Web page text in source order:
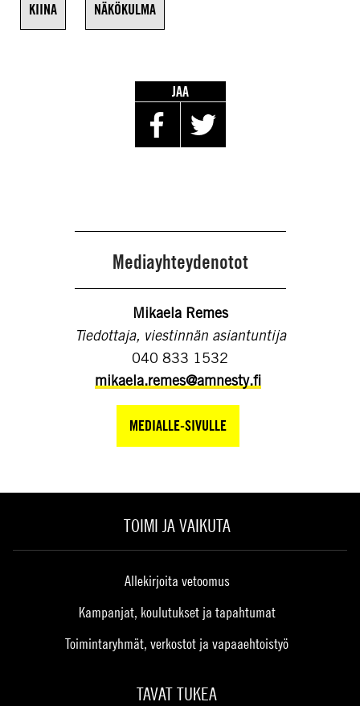
KIINA NÄKÖKULMA
JAA
Mediayhteydenotot
Mikaela Remes
Tiedottaja, viestinnän asiantuntija
040 833 1532
mikaela.remes@amnesty.fi
MEDIALLE-SIVULLE
TOIMI JA VAIKUTA
Allekirjoita vetoomus
Kampanjat, koulutukset ja tapahtumat
Toimintaryhmät, verkostot ja vapaaehtoistyö
TAVAT TUKEA